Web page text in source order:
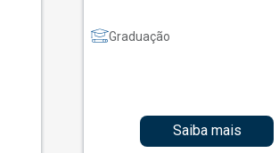
Graduação
Saiba mais